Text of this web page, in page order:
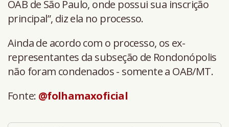
OAB de São Paulo, onde possui sua inscrição
principal”, diz ela no processo.
Ainda de acordo com o processo, os ex-
representantes da subseção de Rondonópolis
não foram condenados - somente a OAB/MT.
Fonte: @folhamaxoficial